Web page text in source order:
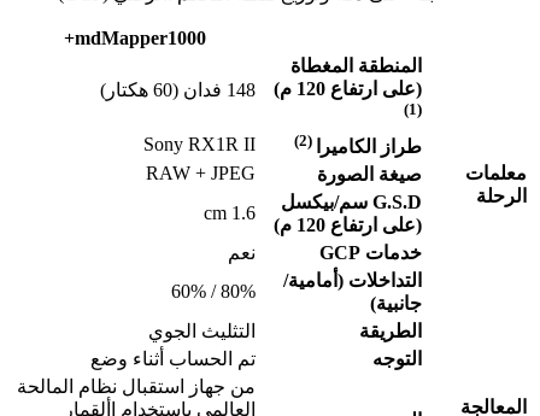
mdMapper1000+
معلمات
الرحلة
المنطقة المغطاة
(على ارتفاع 120 م)
(1)
148 فدان (60 هكتار)
طراز الكاميرا (2)
Sony RX1R II
صيغة الصورة
RAW + JPEG
G.S.D سم/بيكسل
(على ارتفاع 120 م)
1.6 cm
خدمات GCP
نعم
التداخلات (أمامية/
جانبية)
80% / 60%
المعالجة
الطريقة
التثليث الجوي
التوجه
تم الحساب أثناء وضع
من جهاز استقبال نظام المالحة
العالمي باستخدام األقمار